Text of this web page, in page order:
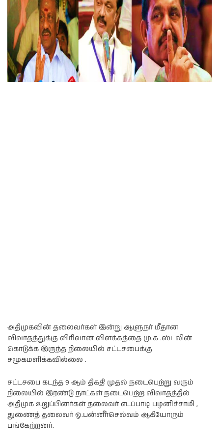
அதிமுகவின் தலைவர்கள் இன்று ஆளுநர் மீதான
விவாதத்துக்கு விரிவான விளக்கத்தை மு.க .ஸ்டலின்
கொடுக்க இருந்த நிலையில் சட்டசபைக்கு
சமூகமளிக்கவில்லை .
சட்டசபை கடந்த 9 ஆம் திகதி முதல் நடைபெற்று வரும்
நிலையில் இரண்டு நாட்கள் நடைபெற்ற விவாதத்தில்
அதிமுக உறுப்பினர்கள் தலைவர் எடப்பாடி பழனிச்சாமி ,
துணைத் தலைவர் ஓ.பன்னீர்செல்வம் ஆகியோரும்
பங்கேற்றனர்.